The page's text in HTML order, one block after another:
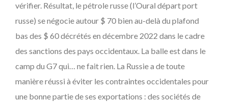
vérifier. Résultat, le pétrole russe (l’Oural départ port
russe) se négocie autour $ 70 bien au-delà du plafond
bas des $ 60 décrétés en décembre 2022 dans le cadre
des sanctions des pays occidentaux. La balle est dans le
camp du G7 qui… ne fait rien. La Russie a de toute
manière réussi à éviter les contraintes occidentales pour
une bonne partie de ses exportations : des sociétés de